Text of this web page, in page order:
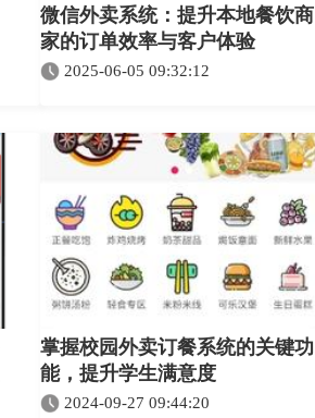
微信外卖系统：提升本地餐饮商
家的订单效率与客户体验
2025-06-05 09:32:12
掌握校园外卖订餐系统的关键功
能，提升学生满意度
2024-09-27 09:44:20